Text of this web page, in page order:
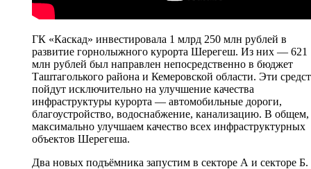
ГК «Каскад» инвестировала 1 млрд 250 млн рублей в
развитие горнолыжного курорта Шерегеш. Из них — 621
млн рублей был направлен непосредственно в бюджет
Таштаголького района и Кемеровской области. Эти
пойдут исключительно на улучшение качества
инфраструктуры курорта — автомобильные дороги,
благоустройство, водоснабжение, канализацию. В общем,
максимально улучшаем качество всех инфраструктурных
объектов Шерегеша.
Два новых подъёмника запустим в секторе А и секторе Б.